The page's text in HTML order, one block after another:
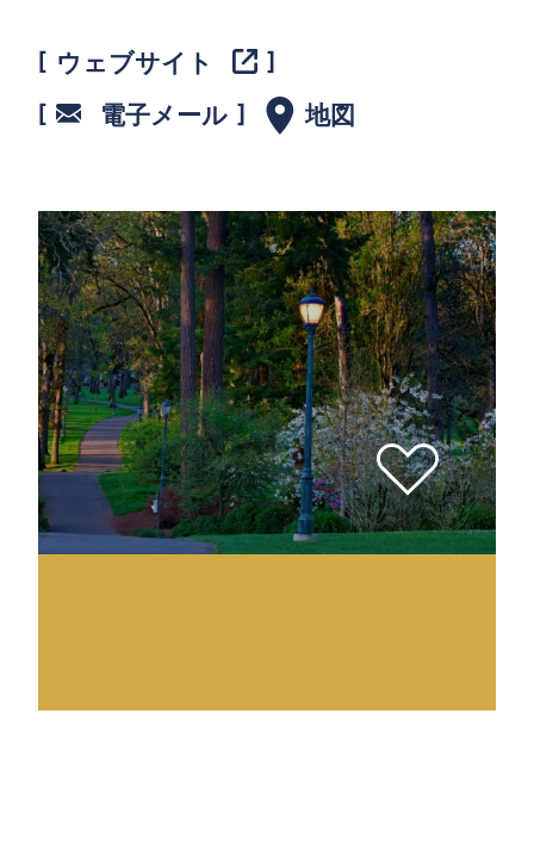
ウェブサイト
電子メール
地図